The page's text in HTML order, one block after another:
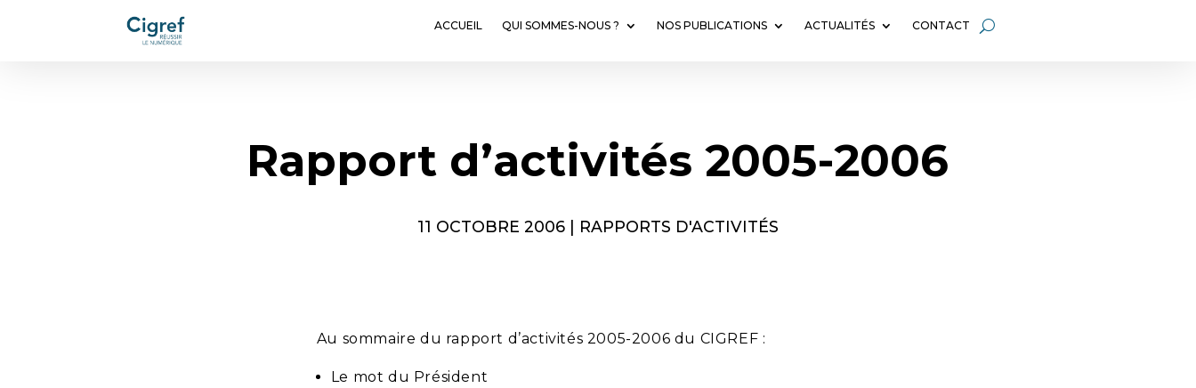
ACCUEIL QUI SOMMES-NOUS ? NOS PUBLICATIONS ACTUALITÉS CONTACT
Rapport d’activités 2005-2006
11 OCTOBRE 2006| RAPPORTS D'ACTIVITÉS
Au sommaire du rapport d’activités 2005-2006 du CIGREF :
Le mot du Président